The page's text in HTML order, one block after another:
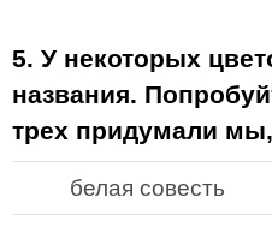
5. У некоторых
названия.
трех придумали
белая совесть